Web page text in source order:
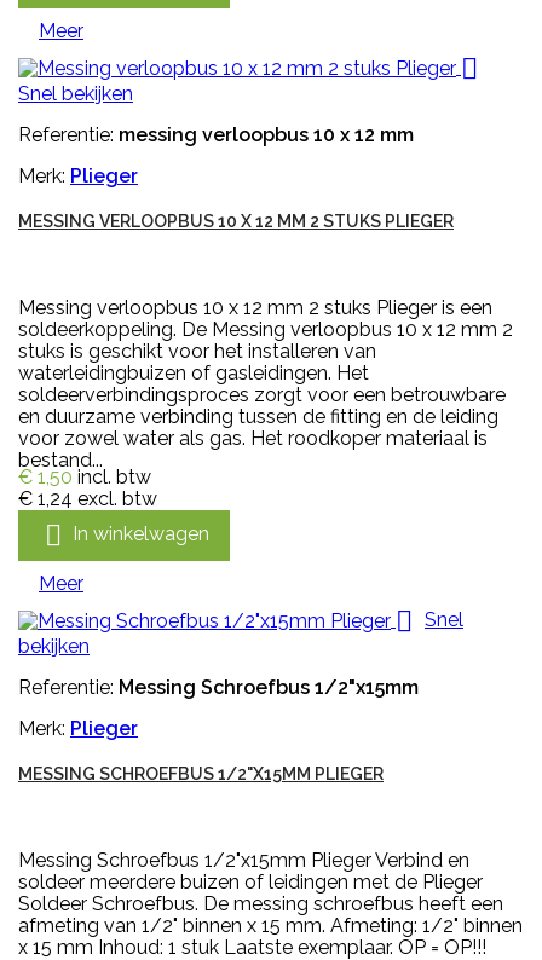
Meer

Snel bekijken
Referentie: messing verloopbus 10 x 12 mm
Merk: Plieger
MESSING VERLOOPBUS 10 X 12 MM 2 STUKS PLIEGER
Messing verloopbus 10 x 12 mm 2 stuks Plieger is een
soldeerkoppeling. De Messing verloopbus 10 x 12 mm 2
stuks is geschikt voor het installeren van
waterleidingbuizen of gasleidingen. Het
soldeerverbindingsproces zorgt voor een betrouwbare
en duurzame verbinding tussen de fitting en de leiding
voor zowel water als gas. Het roodkoper materiaal is
bestand...
€ 1,50 incl. btw
€ 1,24 excl. btw
 In winkelwagen
Meer
 Snel
bekijken
Referentie: Messing Schroefbus 1/2"x15mm
Merk: Plieger
MESSING SCHROEFBUS 1/2"X15MM PLIEGER
Messing Schroefbus 1/2"x15mm Plieger Verbind en
soldeer meerdere buizen of leidingen met de Plieger
Soldeer Schroefbus. De messing schroefbus heeft een
afmeting van 1/2" binnen x 15 mm. Afmeting: 1/2" binnen
x 15 mm Inhoud: 1 stuk Laatste exemplaar. OP = OP!!!